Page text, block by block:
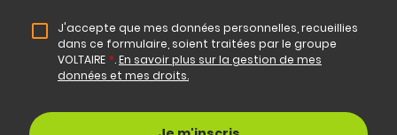
J'accepte que mes données personnelles, recueillies
dans ce formulaire, soient traitées par le groupe
VOLTAIRE *.En savoir plus sur la gestion de mes
données et mes droits.